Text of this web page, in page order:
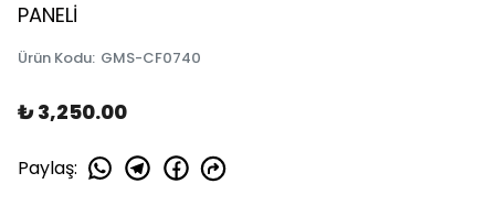
PANELİ
Ürün Kodu: GMS-CF0740
₺ 3,250.00
Paylaş: